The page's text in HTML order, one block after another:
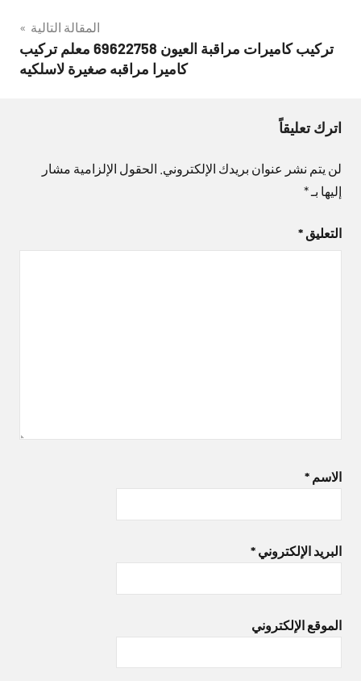
المقالة التالية
تركيب كاميرات مراقبة العيون 69622758 معلم تركيب
كاميرا مراقبه صغيرة لاسلكيه
اترك تعليقاً
لن يتم نشر عنوان بريدك الإلكتروني. الحقول الإلزامية مشار
إليها بـ*
التعليق *
الاسم *
البريد الإلكتروني *
الموقع الإلكتروني